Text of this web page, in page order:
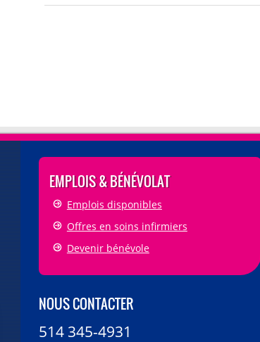
EMPLOIS & BÉNÉVOLAT
Emplois disponibles
Offres en soins infirmiers
Devenir bénévole
NOUS CONTACTER
514 345-4931